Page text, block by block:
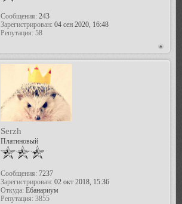
Сообщения:243
Зарегистрирован:04 сен 2020, 16:48
Репутация: 58
Serzh
Платиновый
Сообщения:7237
Зарегистрирован:02 окт 2018, 15:36
Откуда:Ебанариум
Репутация: 3855